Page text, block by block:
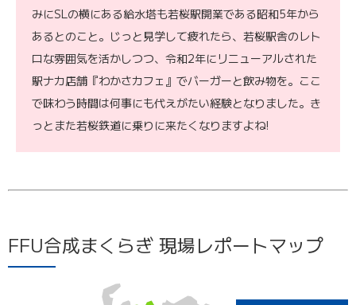
みにSLの横にある給水塔も若桜駅開業である昭和5年から
あるとのこと。じっと見学して疲れたら、若桜駅舎のレト
ロな雰囲気を活かしつつ、令和2年にリニューアルされた
駅ナカ店舗『わかさカフェ』でバーガーと飲み物を。ここ
で味わう時間は何事にも代えがたい経験となりました。き
っとまた若桜鉄道に乗りに来たくなりますよね!
FFU合成まくらぎ 現場レポートマップ